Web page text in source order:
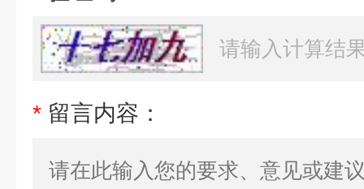
* 留言内容：